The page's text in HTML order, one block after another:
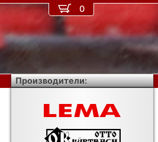
0
Производители: